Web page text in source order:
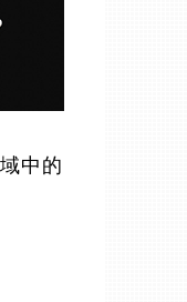
中的